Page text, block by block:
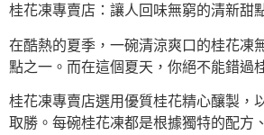
桂花凍專賣店：讓人回味無窮的清新甜
在酷熱的夏季，一碗清涼爽口的桂花凍
點之一。而在這個夏天，你絕不能錯過
桂花凍專賣店選用優質桂花精心釀製，
取勝。每碗桂花凍都是根據獨特的配方